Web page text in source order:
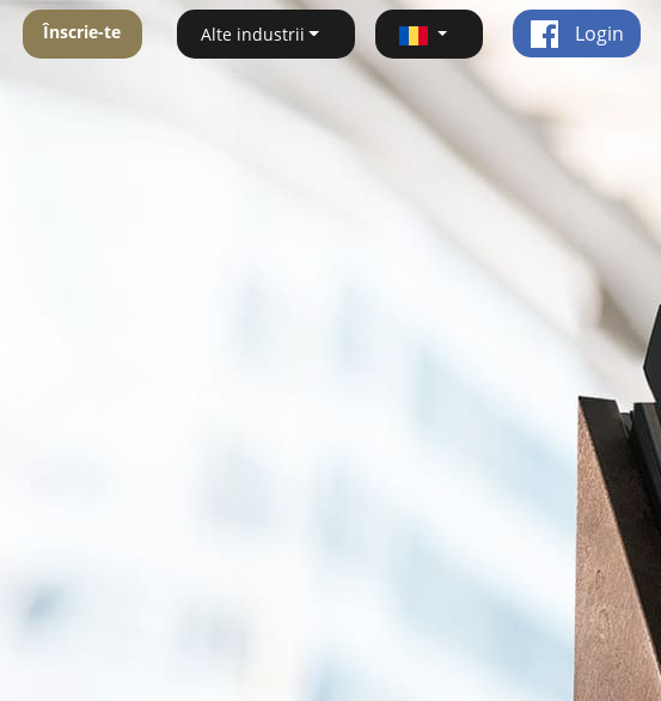
Înscrie-te Alte industrii Login